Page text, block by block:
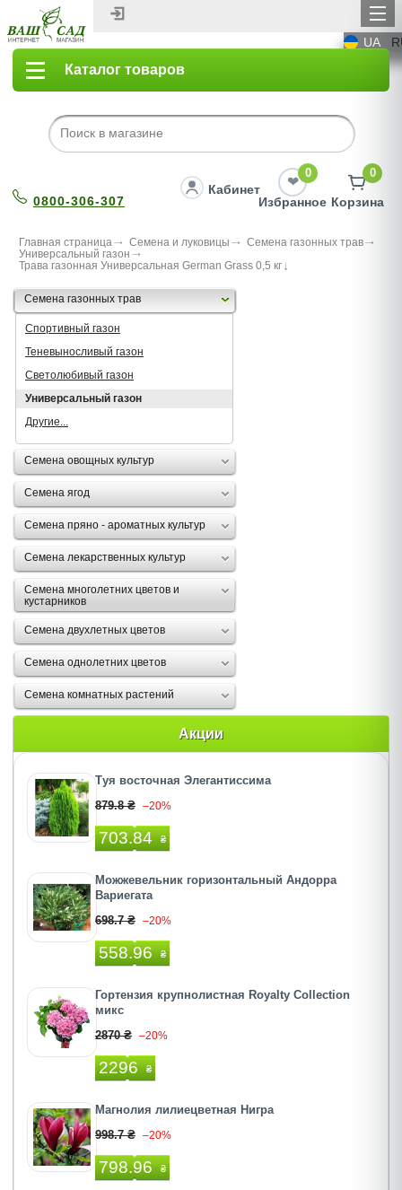
UA
Каталог товаров
0800-306-307
Кабинет
0
Избранное
0
Корзина
Главная страница Семена и луковицы
Семена газонных трав
Универсальный газон
Трава газонная Универсальная German Grass 0,5 кг
Семена газонных трав
Спортивный газон
Теневыносливый газон
Светолюбивый газон
Универсальный газон
Другие...
Семена овощных культур
Семена ягод
Семена пряно - ароматных культур
Семена лекарственных культур
Семена многолетних цветов и
кустарников
Семена двухлетных цветов
Семена однолетних цветов
Семена комнатных растений
Акции
Туя восточная Элегантиссима
879.8 ₴ –20%
703.84 ₴
Можжевельник горизонтальный Андорра
Вариегата
698.7 ₴ –20%
558.96 ₴
Гортензия крупнолистная Royalty Collection
микс
2870 ₴ –20%
2296 ₴
Магнолия лилиецветная Нигра
998.7 ₴ –20%
798.96 ₴